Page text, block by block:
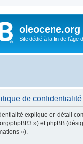
oleocene.org
Site dédié à la fin de l'âge
de confidentialité
explique en détail
phpBB3 ») et phpBB
»).